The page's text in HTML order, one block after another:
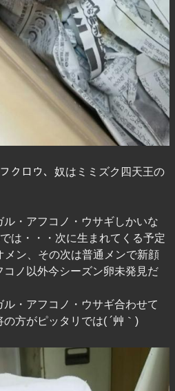
クロウ、奴はミミズク四天王の
・アフコノ・ウサギしかいな
は・・・次に生まれてくる予定
ン、その次は普通メンで新顔
コノ以外今シーズン卵未発見だ
・アフコノ・ウサギ合わせて
方がピッタリでは( ´艸｀)